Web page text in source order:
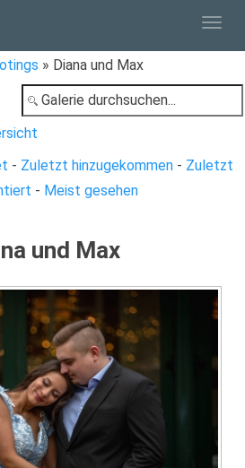
» Diana und Max
- Zuletzt hinzugekommen- Zuletzt
- Meist gesehen
und Max